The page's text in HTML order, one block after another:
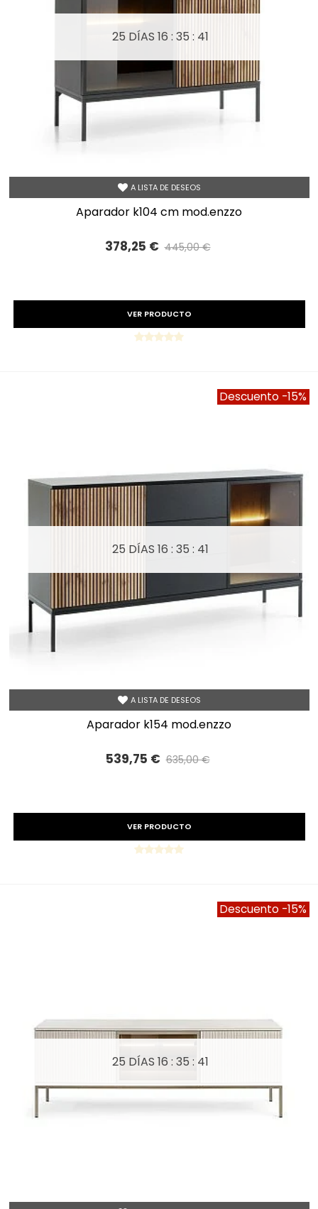
A LISTA DE DESEOS
25 DÍAS 16 : 35 : 39
aparador k104 cm mod.enzzo
378,25 € 445,00 €
VER PRODUCTO
Descuento -15%
A LISTA DE DESEOS
25 DÍAS 16 : 35 : 39
aparador k154 mod.enzzo
539,75 € 635,00 €
VER PRODUCTO
Descuento -15%
25 DÍAS 16 : 35 : 39